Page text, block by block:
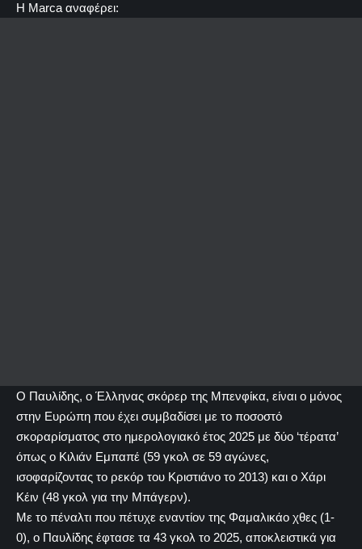
Η Marca αναφέρει:
Ο Παυλίδης, ο Έλληνας σκόρερ της Μπενφίκα, είναι ο μόνος
στην Ευρώπη που έχει συμβαδίσει με το ποσοστό
σκοραρίσματος στο ημερολογιακό έτος 2025 με δύο ‘τέρατα’
όπως ο Κιλιάν Εμπαπέ (59 γκολ σε 59 αγώνες,
ισοφαρίζοντας το ρεκόρ του Κριστιάνο το 2013) και ο Χάρι
Κέιν (48 γκολ για την Μπάγερν).
Με το πέναλτι που πέτυχε εναντίον της Φαμαλικάο χθες (1-
0), ο Παυλίδης έφτασε τα 43 γκολ το 2025, αποκλειστικά για